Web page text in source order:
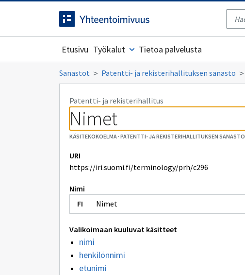
Siirrytty
Etusivu Työkalut Tietoa palvelusta
Sanastot Patentti- ja rekisterihallituksen sanasto
Patentti- ja rekisterihallitus
Nimet
KÄSITEKOKOELMA· PATENTTI- JA REKISTERIHALLITUKSEN SANASTO
URI
https://iri.suomi.fi/terminology/prh/c296
Nimi
Nimet
Valikoimaan kuuluvat käsitteet
nimi
henkilönnimi
etunimi